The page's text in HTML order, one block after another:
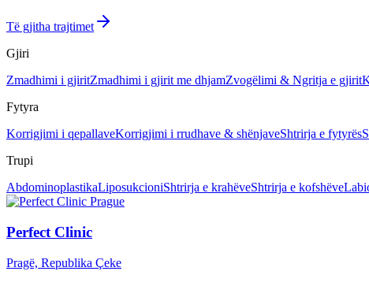
Të gjitha trajtimet
Gjiri
Zmadhimi i gjiritZmadhimi i gjirit me dhjamZvogëlimi & Ngritja e gjirit
Fytyra
Korrigjimi i qepallaveKorrigjimi i rrudhave & shënjaveShtrirja e fytyrës
Trupi
AbdominoplastikaLiposukcioniShtrirja e krahëveShtrirja e kofshëve
Perfect Clinic
Pragë, Republika Çeke